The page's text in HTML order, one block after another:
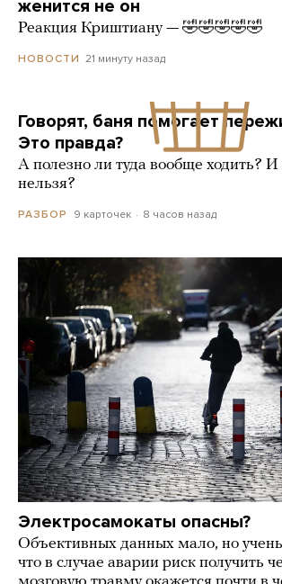
женится не он
Реакция Криштиану — 🤣🤣🤣🤣🤣
НОВОСТИ 21 минуту назад
Говорят, баня помогает
Это правда?
А полезно ли туда вообще ходить? И
нельзя?
РАЗБОР 9 карточек 8 часов назад
Электросамокаты опасны?
Объективных данных мало, но
что в случае аварии риск получить